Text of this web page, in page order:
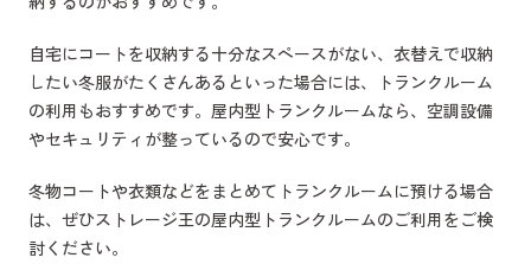
自宅にコートを収納する十分なスペースがない、衣替えで収納
したい冬服がたくさんあるといった場合には、トランクルーム
の利用もおすすめです。屋内型トランクルームなら、空調設備
やセキュリティが整っているので安心です。
冬物コートや衣類などをまとめてトランクルームに預ける場合
は、ぜひストレージ王の屋内型トランクルームのご利用をご検
討ください。